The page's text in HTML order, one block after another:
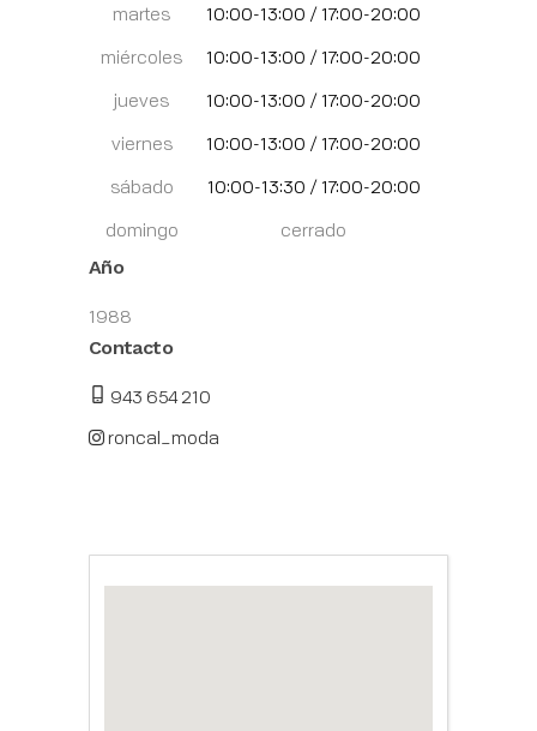
martes
10:00-13:00 / 17:00-20:00
miércoles
10:00-13:00 / 17:00-20:00
jueves
10:00-13:00 / 17:00-20:00
viernes
10:00-13:00 / 17:00-20:00
sábado
10:00-13:30 / 17:00-20:00
domingo
cerrado
Año
1988
Contacto
943 654 210
roncal_moda